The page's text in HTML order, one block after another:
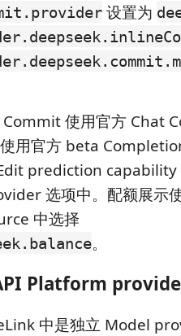
设置为
使用官方 Chat
用官方 beta
prediction capability
选项中。配额展示
中选择
。
Platform
中是独立 Model